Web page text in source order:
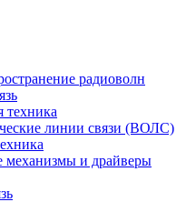
радиоволн
техника
линии связи (ВОЛС)
механизмы и драйверы